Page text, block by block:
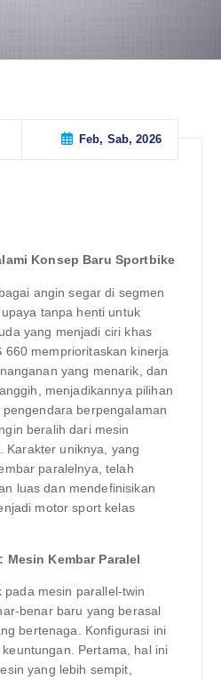
Feb, Sab, 2026
Konsep Baru Sportbike
angin segar di segmen
tanpa henti untuk
yang menjadi ciri khas
660 memprioritaskan kinerja
yang menarik, dan
menjadikannya pilihan
berpengalaman
beralih dari mesin
Karakter uniknya, yang
paralelnya, telah
luas dan mendefinisikan
motor sport kelas
Mesin Kembar Paralel
pada mesin parallel-twin
benar baru yang berasal
bertenaga. Konfigurasi ini
Pertama, hal ini
yang lebih sempit,